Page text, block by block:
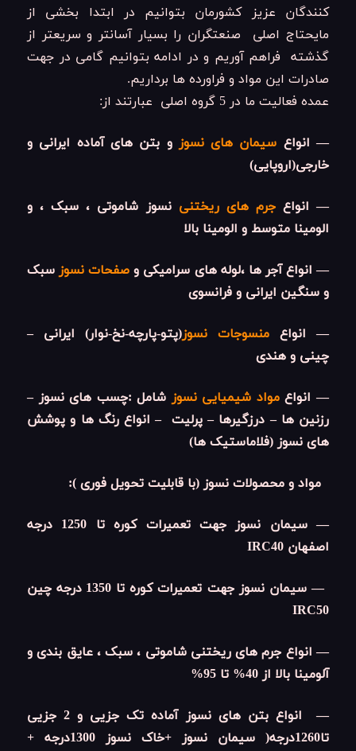
کنندگان عزیز کشورمان بتوانیم در ابتدا بخشی از
مایحتاج اصلی صنعتگران را بسیار آسانتر و سریعتر از
گذشته فراهم آوریم و در ادامه بتوانیم گامی در جهت
صادرات این مواد و فراورده ها برداریم.
عمده فعالیت ما در 5 گروه اصلی عبارتند از:
— انواع سیمان های نسوز و بتن های آماده ایرانی و
خارجی(اروپایی)
— انواعجرم های ریختنی نسوز شاموتی ، سبک ، و
الومینا متوسط و الومینا بالا
— انواع آجر ها ،لوله های سرامیکی و صفحات نسوز سبک
و سنگین ایرانی و فرانسوی
— انواع منسوجات نسوز(پتو-پارچه-نخ-نوار) ایرانی –
چینی و هندی
— انواعمواد شیمیایی نسوز شامل :چسب های نسوز –
رزنین ها – درزگیرها – پرلیت – انواع رنگ ها و پوشش
های نسوز (فلاماستیک ها)
مواد و محصولات نسوز (با قابلیت تحویل فوری ):
— سیمان نسوز جهت تعمیرات کوره تا 1250 درجه
اصفهان IRC40
— سیمان نسوز جهت تعمیرات کوره تا 1350 درجه چین
IRC50
— انواع جرم های ریختنی شاموتی ، سبک ، عایق بندی و
آلومینا بالا از 40% تا 95%
— انواع بتن های نسوز آماده تک جزیی و 2 جزیی
تا1260درجه( سیمان نسوز +خاک نسوز 1300درجه +